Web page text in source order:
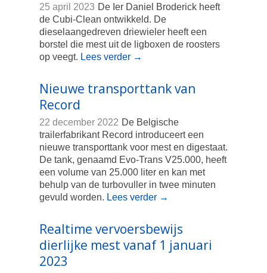
25 april 2023 De Ier Daniel Broderick heeft
de Cubi-Clean ontwikkeld. De
dieselaangedreven driewieler heeft een
borstel die mest uit de ligboxen de roosters
op veegt. Lees verder →
Nieuwe transporttank van
Record
22 december 2022 De Belgische
trailerfabrikant Record introduceert een
nieuwe transporttank voor mest en digestaat.
De tank, genaamd Evo-Trans V25.000, heeft
een volume van 25.000 liter en kan met
behulp van de turbovuller in twee minuten
gevuld worden. Lees verder →
Realtime vervoersbewijs
dierlijke mest vanaf 1 januari
2023